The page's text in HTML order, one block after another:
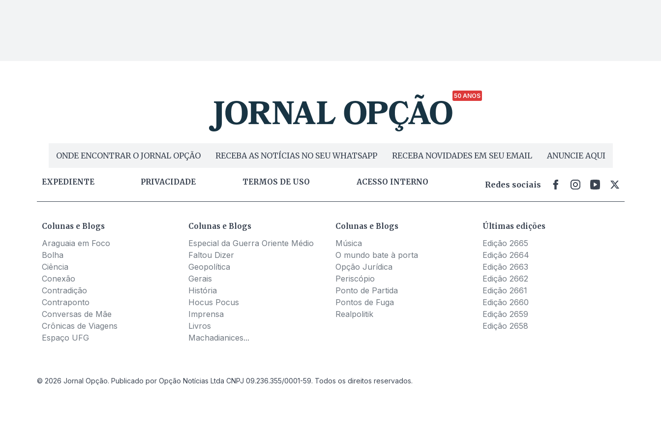
50 ANOS
ONDE ENCONTRAR O JORNAL OPÇÃO RECEBA AS NOTÍCIAS NO SEU WHATSAPP RECEBA NOVIDADES EM SEU EMAIL ANUNCIE AQUI
EXPEDIENTE PRIVACIDADE TERMOS DE USO ACESSO INTERNO Redes sociais
Colunas e Blogs
Araguaia em Foco
Bolha
Ciência
Conexão
Contradição
Contraponto
Conversas de Mãe
Crônicas de Viagens
Espaço UFG
Colunas e Blogs
Especial da Guerra Oriente Médio
Faltou Dizer
Geopolítica
Gerais
História
Hocus Pocus
Imprensa
Livros
Machadianices...
Colunas e Blogs
Música
O mundo bate à porta
Opção Jurídica
Periscópio
Ponto de Partida
Pontos de Fuga
Realpolitik
Últimas edições
Edição 2665
Edição 2664
Edição 2663
Edição 2662
Edição 2661
Edição 2660
Edição 2659
Edição 2658
© 2026 Jornal Opção. Publicado por Opção Notícias Ltda CNPJ 09.236.355/0001-59. Todos os direitos reservados.